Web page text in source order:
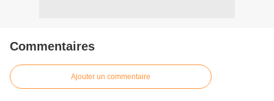
Commentaires
Ajouter un commentaire